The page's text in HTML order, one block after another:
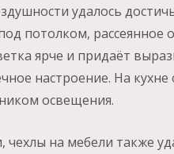
удалось
потолком, рассеянное
ярче и придаёт
настроение. На
освещения.
на мебели также